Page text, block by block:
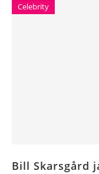
Celebrity
Bill Skarsgård